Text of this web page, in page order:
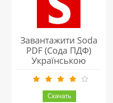
Завантажити Soda
PDF (Сода ПДФ)
Українською